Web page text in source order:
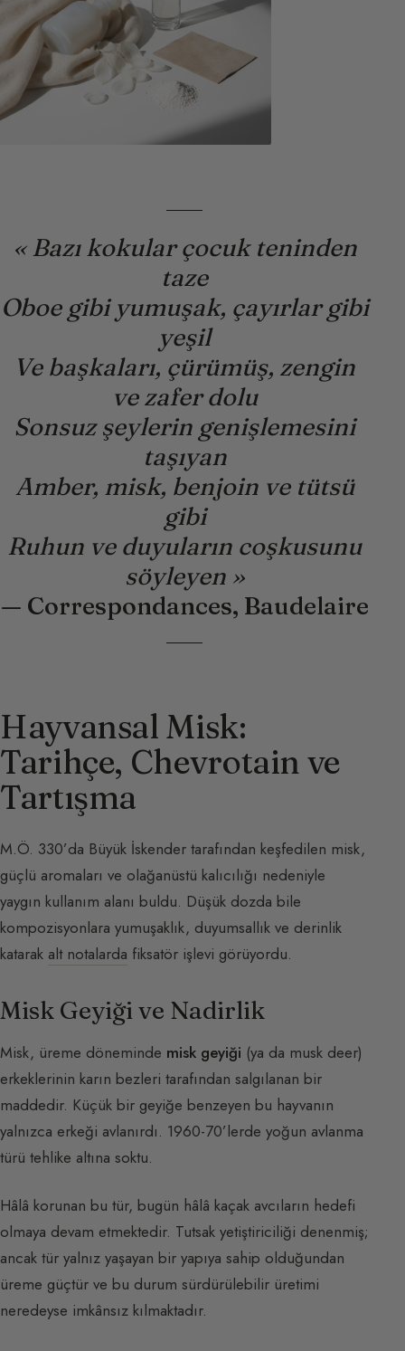
« Bazı kokular çocuk teninden
taze
Oboe gibi yumuşak, çayırlar gibi
yeşil
Ve başkaları, çürümüş, zengin
ve zafer dolu
Sonsuz şeylerin genişlemesini
taşıyan
Amber, misk, benjoin ve tütsü
gibi
Ruhun ve duyuların coşkusunu
söyleyen »
— Correspondances, Baudelaire
Hayvansal Misk:
Tarihçe, Chevrotain ve
Tartışma
M.Ö. 330’da Büyük İskender tarafından keşfedilen misk,
güçlü aromaları ve olağanüstü kalıcılığı nedeniyle
yaygın kullanım alanı buldu. Düşük dozda bile
kompozisyonlara yumuşaklık, duyumsallık ve derinlik
katarak alt notalarda fiksatör işlevi görüyordu.
Misk Geyiği ve Nadirlik
Misk, üreme döneminde misk geyiği (ya da musk deer)
erkeklerinin karın bezleri tarafından salgılanan bir
maddedir. Küçük bir geyiğe benzeyen bu hayvanın
yalnızca erkeği avlanırdı. 1960-70’lerde yoğun avlanma
türü tehlike altına soktu.
Hâlâ korunan bu tür, bugün hâlâ kaçak avcıların hedefi
olmaya devam etmektedir. Tutsak yetiştiriciliği denenmiş;
ancak tür yalnız yaşayan bir yapıya sahip olduğundan
üreme güçtür ve bu durum sürdürülebilir üretimi
neredeyse imkânsız kılmaktadır.